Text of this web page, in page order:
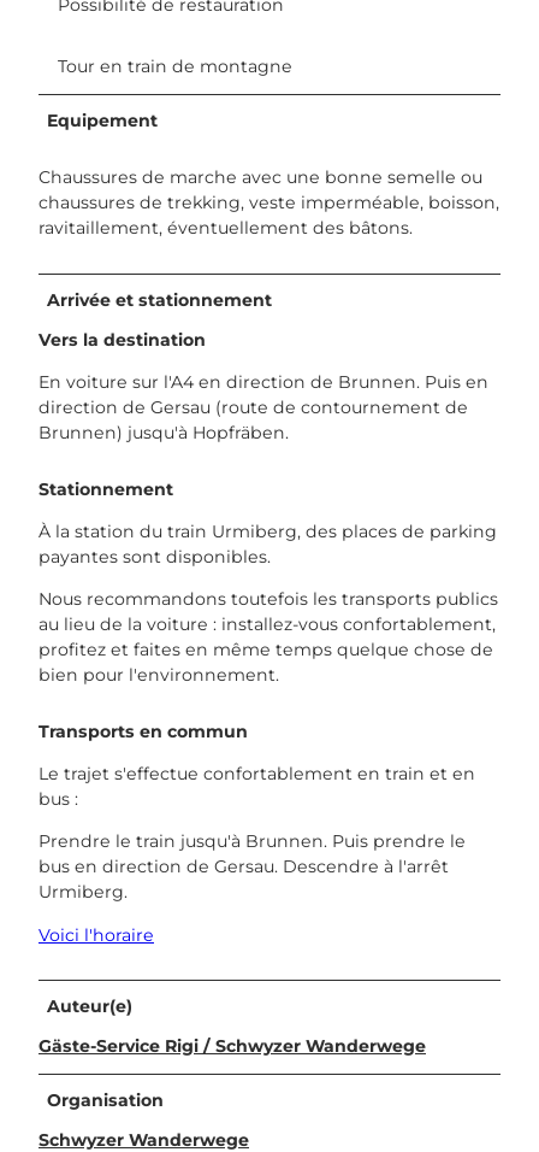
Possibilité de restauration
Tour en train de montagne
Equipement
Chaussures de marche avec une bonne semelle ou
chaussures de trekking, veste imperméable, boisson,
ravitaillement, éventuellement des bâtons.
Arrivée et stationnement
Vers la destination
En voiture sur l'A4 en direction de Brunnen. Puis en
direction de Gersau (route de contournement de
Brunnen) jusqu'à Hopfräben.
Stationnement
À la station du train Urmiberg, des places de parking
payantes sont disponibles.
Nous recommandons toutefois les transports publics
au lieu de la voiture : installez-vous confortablement,
profitez et faites en même temps quelque chose de
bien pour l'environnement.
Transports en commun
Le trajet s'effectue confortablement en train et en
bus :
Prendre le train jusqu'à Brunnen. Puis prendre le
bus en direction de Gersau. Descendre à l'arrêt
Urmiberg.
Voici l'horaire
Auteur(e)
Gäste-Service Rigi / Schwyzer Wanderwege
Organisation
Schwyzer Wanderwege